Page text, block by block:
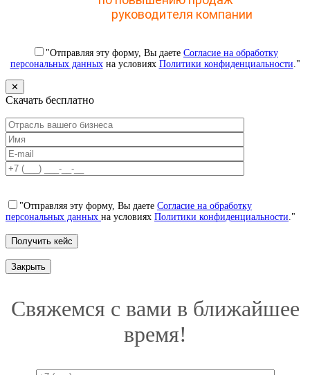
руководителя компании
"Отправляя эту форму, Вы даете Согласие на обработку
персональных данныхна условиях Политики конфиденциальности."
✕
Скачать бесплатно
"Отправляя эту форму, Вы даете Согласие на обработку
персональных данных на условиях Политики конфиденциальности."
Закрыть
Свяжемся с вами в ближайшее
время!